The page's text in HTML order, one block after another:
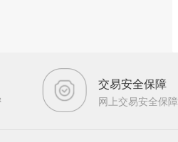
交易安全保障
网上交易安全保障